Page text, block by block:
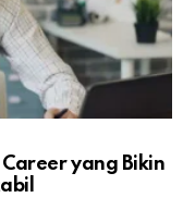
yang Bikin